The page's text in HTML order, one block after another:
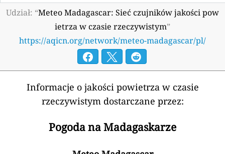
Udział: “Meteo Madagascar: Sieć czujników jakości pow
ietrza w czasie rzeczywistym”
https://aqicn.org/network/meteo-madagascar/pl/
Informacje o jakości powietrza w czasie
rzeczywistym dostarczane przez:
Pogoda na Madagaskarze